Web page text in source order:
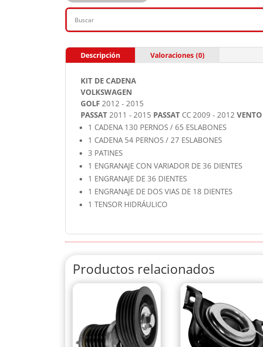
Descripción Valoraciones (0)
KIT DE CADENA
VOLKSWAGEN
GOLF 2012 - 2015
PASSAT 2011 - 2015 PASSAT CC 2009 - 2012 VENTO
1 CADENA 130 PERNOS / 65 ESLABONES
1 CADENA 54 PERNOS / 27 ESLABONES
3 PATINES
1 ENGRANAJE CON VARIADOR DE 36 DIENTES
1 ENGRANAJE DE 36 DIENTES
1 ENGRANAJE DE DOS VIAS DE 18 DIENTES
1 TENSOR HIDRÁULICO
Productos relacionados